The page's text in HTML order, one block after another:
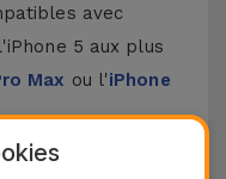
avec
5 aux plus
Max ou l'iPhone
d'écran